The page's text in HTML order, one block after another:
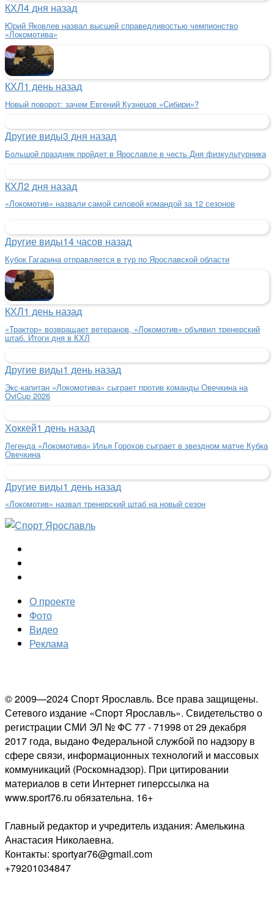
КХЛ4 дня назад
Юрий Яковлев назвал высшей справедливостью чемпионство
«Локомотива»
КХЛ1 день назад
Новый поворот: зачем Евгений Кузнецов «Сибири»?
Другие виды3 дня назад
Большой праздник пройдет в Ярославле в честь Дня физкультурника
КХЛ2 дня назад
«Локомотив» назвали самой силовой командой за 12 сезонов
Другие виды14 часов назад
Кубок Гагарина отправляется в тур по Ярославской области
КХЛ1 день назад
«Трактор» возвращает ветеранов, «Локомотив» объявил тренерский
штаб. Итоги дня в КХЛ
Другие виды1 день назад
Экс-капитан «Локомотива» сыграет против команды Овечкина на
OviCup 2026
Хоккей1 день назад
Легенда «Локомотива» Илья Горохов сыграет в звездном матче Кубка
Овечкина
Другие виды1 день назад
«Локомотив» назвал тренерский штаб на новый сезон
О проекте
Фото
Видео
Реклама
© 2009—2024 Спорт Ярославль. Все права защищены.
Сетевого издание «Спорт Ярославль». Свидетельство о
регистрации СМИ ЭЛ № ФС 77 - 71998 от 29 декабря
2017 года, выдано Федеральной службой по надзору в
сфере связи, информационных технологий и массовых
коммуникаций (Роскомнадзор). При цитировании
материалов в сети Интернет гиперссылка на
www.sport76.ru обязательна. 16+
Главный редактор и учредитель издания: Амелькина
Анастасия Николаевна.
Контакты: sportyar76@gmail.com
+79201034847